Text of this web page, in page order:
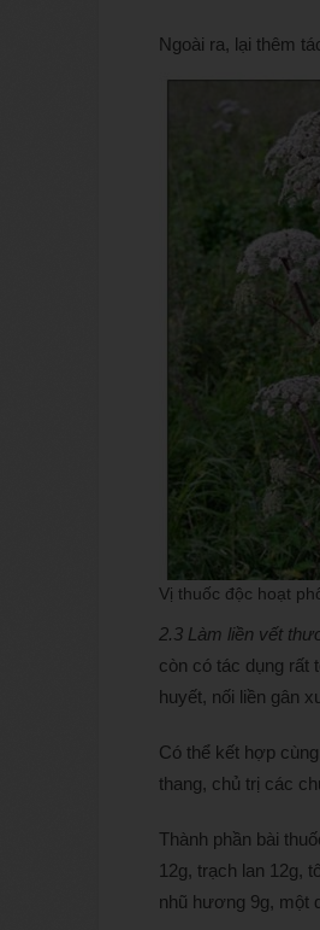
Ngoài ra, lại thêm
Vị thuốc độc hoạt
2.3 Làm liền vết
còn có tác dụng rất
huyết, nối liền gân
Có thể kết hợp
thang, chủ trị các
Thành phần bài
12g, trạch lan 12g,
nhũ hương 9g, một